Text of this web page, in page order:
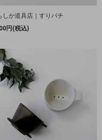
しか道具店｜すりバチ
円(税込)